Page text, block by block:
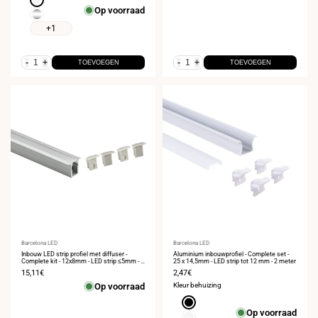
Zilver
+1
Op voorraad
- + TOEVOEGEN - + TOEVOEGEN
Leverancier:
Barcelona LED
Inbouw LED strip profiel met diffuser -
Complete kit - 12x8mm - LED strip ≤5mm - 2
meter
Verkoopprijs
15,11€
Op voorraad
Leverancier:
Barcelona LED
Aluminium inbouwprofiel - Complete set -
25 x 14,5mm - LED strip tot 12 mm - 2 meter
Verkoopprijs
2,47€
Kleur behuizing
Zwart
Op voorraad